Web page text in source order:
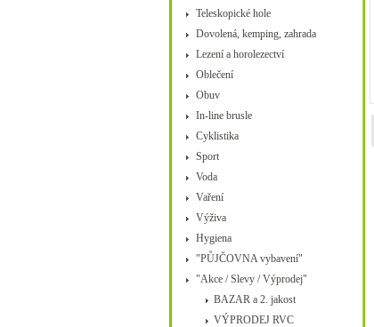
Teleskopické hole
Dovolená, kemping, zahrada
Lezení a horolezectví
Oblečení
Obuv
In-line brusle
Cyklistika
Sport
Voda
Vaření
Výživa
Hygiena
"PŮJČOVNA vybavení"
"Akce / Slevy / Výprodej"
BAZAR a 2. jakost
VÝPRODEJ RVC